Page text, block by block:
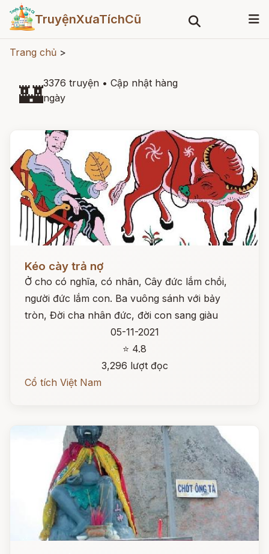
TruyệnXưaTíchCũ
Trang chủ >
🏰3376 truyện • Cập nhật hàng
ngày
Kéo cày trả nợ
Ở cho có nghĩa, có nhân, Cây đức lắm chồi,
người đức lắm con. Ba vuông sánh với bảy
tròn, Đời cha nhân đức, đời con sang giàu
05-11-2021
⭐ 4.8
3,296 lượt đọc
Cổ tích Việt Nam